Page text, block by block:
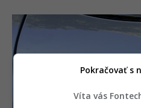
Víta vás
Pokračovať s